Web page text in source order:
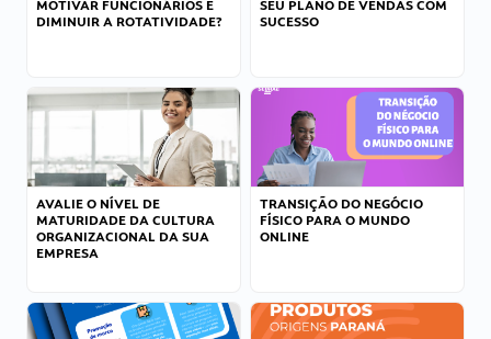
MOTIVAR FUNCIONÁRIOS E
DIMINUIR A ROTATIVIDADE?
SEU PLANO DE VENDAS COM
SUCESSO
AVALIE O NÍVEL DE
MATURIDADE DA CULTURA
ORGANIZACIONAL DA SUA
EMPRESA
TRANSIÇÃO DO NEGÓCIO
FÍSICO PARA O MUNDO
ONLINE